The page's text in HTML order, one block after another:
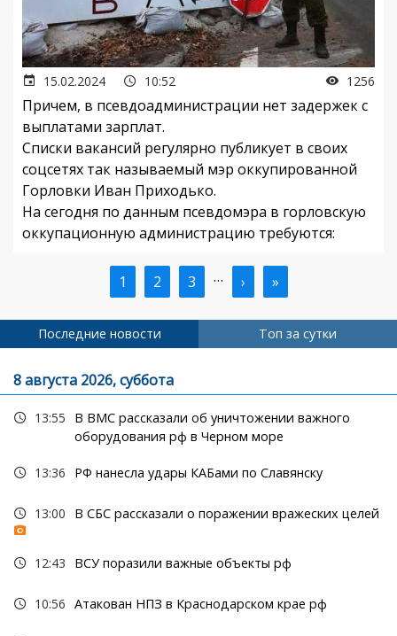
15.02.2024 10:52 1256
Причем, в псевдоадминистрации нет задержек с
выплатами зарплат.
Списки вакансий регулярно публикует в своих
соцсетях так называемый мэр оккупированной
Горловки Иван Приходько.
На сегодня по данным псевдомэра в горловскую
оккупационную администрацию требуются:
Текущая
страница
1 Страница
2 Страница
3 … Следующая
страница
› Последняя
страница
»
Последние новости Топ за сутки
8 августа 2026, суббота
13:55
В ВМС рассказали об уничтожении важного
оборудования рф в Черном море
13:36 РФ нанесла удары КАБами по Славянску
13:00 В СБС рассказали о поражении вражеских целей
12:43 ВСУ поразили важные объекты рф
10:56 Атакован НПЗ в Краснодарском крае рф